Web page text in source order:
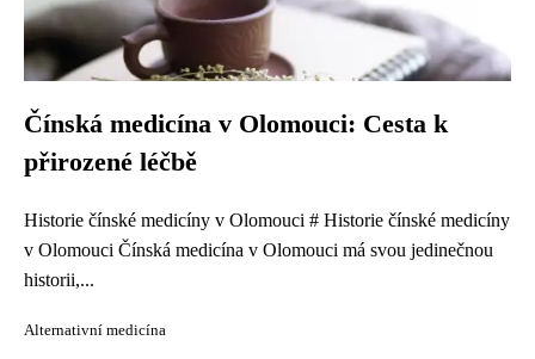
Čínská medicína v Olomouci: Cesta k
přirozené léčbě
Historie čínské medicíny v Olomouci # Historie čínské medicíny
v Olomouci Čínská medicína v Olomouci má svou jedinečnou
historii,...
Alternativní medicína